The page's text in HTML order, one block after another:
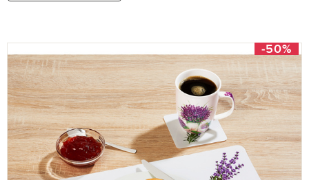
-50%